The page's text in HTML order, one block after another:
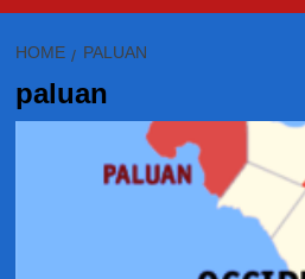
HOME PALUAN
paluan